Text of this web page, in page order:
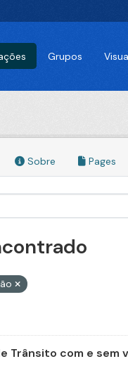
Grupos
Sobre Pages
Trânsito com e sem